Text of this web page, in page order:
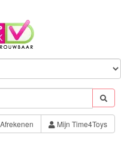
Afrekenen Mijn Time4Toys